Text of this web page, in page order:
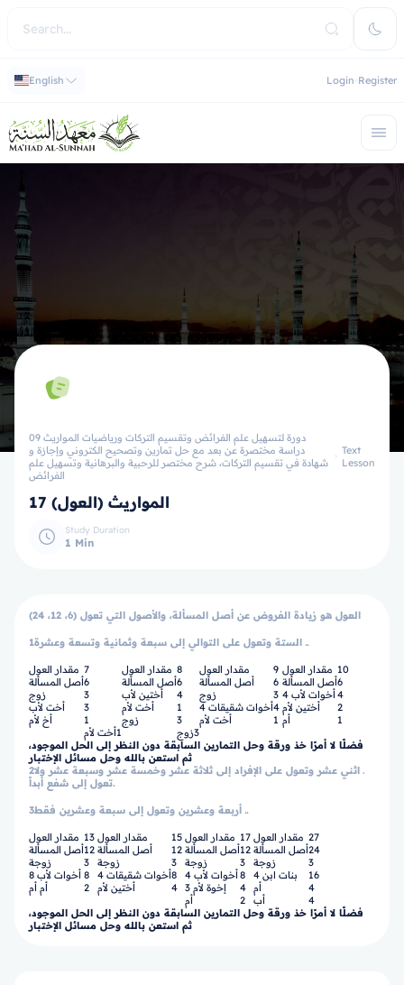
English Login Register
09 دورة لتسهيل علم الفرائض وتقسيم التركات ورياضيات المواريث
دراسة مختصرة عن بعد مع حل تمارين وتصحيح الكتروني وإجازة و
شهادة في تقسيم التركات، شرح مختصر للرحبية والبرهانية وتسهيل علم
الفرائض
Text
Lesson
17 المواريث (العول)
Study Duration
1 Min
العول هو زيادة الفروض عن أصل المسألة، والأصول التي تعول (6، 12، 24)
1ـ الستة وتعول على التوالي إلى سبعة وثمانية وتسعة وعشرة.
مقدار العول 7 مقدار العول 8 مقدار العول 9 مقدار العول 10
أصل المسألة6 أصل المسألة6 أصل المسألة 6 أصل المسألة6
زوج
3 أختين لأب 4 زوج 3 4 أخوات لأب 4
أخت لأب
3 أخت لأم 1 4 أخوات شقيقات4 أختين لأم
2
أخ لأم
1 زوج 3 أخت لأم 1 أم
1
أخت لأم1 زوج3
فضلًا لا أمرًا خذ ورقة وحل التمارين السابقة دون النظر إلى الحل الموجود،
ثم استعن بالله وحل مسائل الإختبار
2ـ اثني عشر وتعول على الإفراد إلى ثلاثة عشر وخمسة عشر وسبعة عشر ولا
تعول إلى شفع أبداً.
3ـ أربعة وعشرين وتعول إلى سبعة وعشرين فقط.
مقدار العول 13 مقدار العول 15 مقدار العول 17 مقدار العول 27
أصل المسألة12 أصل المسألة 12 أصل المسألة12 أصل المسألة24
زوجة
3 زوجة 3 زوجة 3 زوجة
3
8 أخوات لأب 8 4 أخوات شقيقات8 4 أخوات لأب 8 4 بنات ابن
16
أم أم
2 أختين لأم 4 3 إخوة لأم 4 أم
4
أم
2 أب
4
فضلًا لا أمرًا خذ ورقة وحل التمارين السابقة دون النظر إلى الحل الموجود،
ثم استعن بالله وحل مسائل الإختبار